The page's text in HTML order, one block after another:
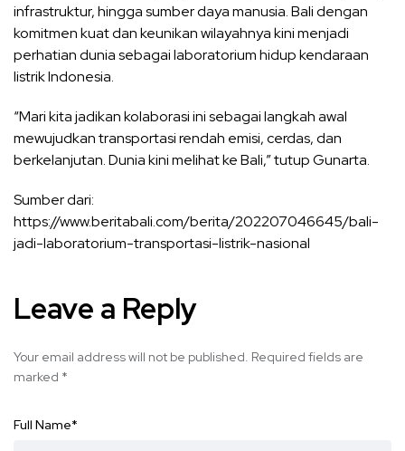
infrastruktur, hingga sumber daya manusia. Bali dengan
komitmen kuat dan keunikan wilayahnya kini menjadi
perhatian dunia sebagai laboratorium hidup kendaraan
listrik Indonesia.
“Mari kita jadikan kolaborasi ini sebagai langkah awal
mewujudkan transportasi rendah emisi, cerdas, dan
berkelanjutan. Dunia kini melihat ke Bali,” tutup Gunarta.
Sumber dari:
https://www.beritabali.com/berita/202207046645/bali-
jadi-laboratorium-transportasi-listrik-nasional
Leave a Reply
Your email address will not be published. Required fields are
marked *
Full Name*